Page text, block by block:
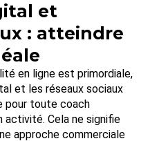
et
: atteindre
en ligne est primordiale,
et les réseaux sociaux
pour toute coach
activité. Cela ne signifie
approche commerciale